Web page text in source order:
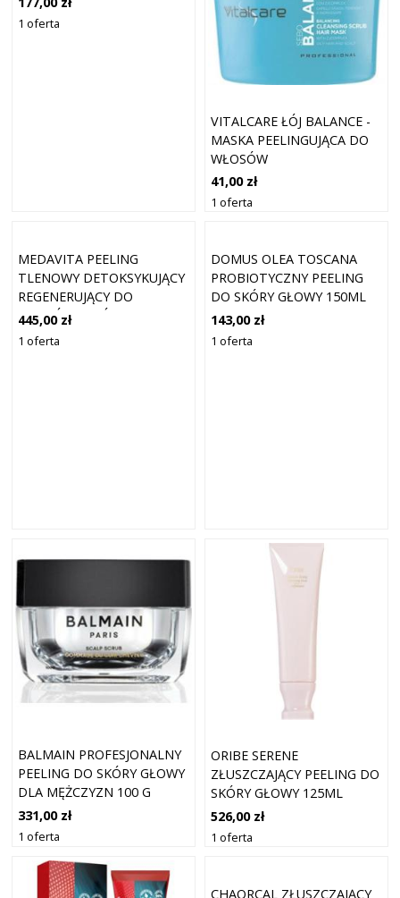
1 oferta
VITALCARE ŁÓJ BALANCE -
MASKA PEELINGUJĄCA DO
WŁOSÓW
PRZETŁUSZCZAJĄCYCH SIĘ
400 ML
41,00 zł
1 oferta
MEDAVITA PEELING
TLENOWY DETOKSYKUJĄCY
REGENERUJĄCY DO
WŁOSÓW I SKÓRY GŁOWY
150 ML
445,00 zł
1 oferta
DOMUS OLEA TOSCANA
PROBIOTYCZNY PEELING
DO SKÓRY GŁOWY 150ML
143,00 zł
1 oferta
BALMAIN PROFESJONALNY
PEELING DO SKÓRY GŁOWY
DLA MĘŻCZYZN 100 G
331,00 zł
1 oferta
ORIBE SERENE
ZŁUSZCZAJĄCY PEELING DO
SKÓRY GŁOWY 125ML
526,00 zł
1 oferta
CHAORCAL ZŁUSZCZAJĄCY